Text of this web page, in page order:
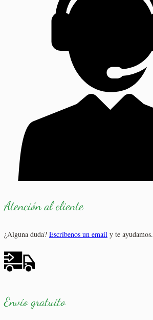
Atención al cliente
¿Alguna duda? Escríbenos un email y te ayudamos.
Envío gratuito